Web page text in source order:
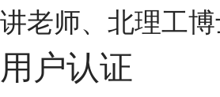
讲老师、北理工
用户认证